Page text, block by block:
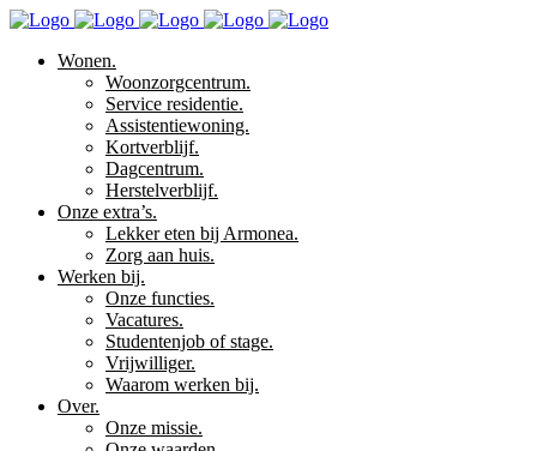
Wonen.
Woonzorgcentrum.
Service residentie.
Assistentiewoning.
Kortverblijf.
Dagcentrum.
Herstelverblijf.
Onze extra’s.
Lekker eten bij Armonea.
Zorg aan huis.
Werken bij.
Onze functies.
Vacatures.
Studentenjob of stage.
Vrijwilliger.
Waarom werken bij.
Over.
Onze missie.